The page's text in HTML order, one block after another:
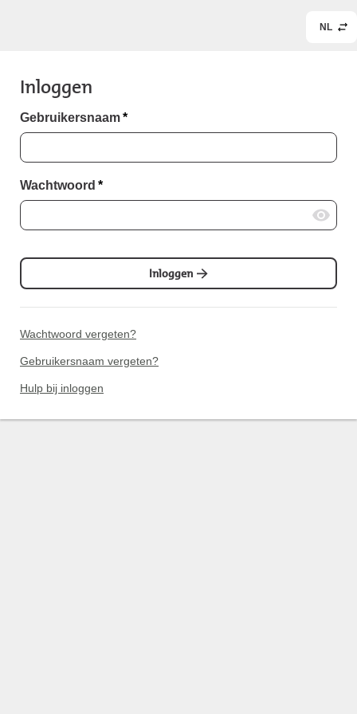
NL
Inloggen
Gebruikersnaam*
Wachtwoord *
Inloggen
Wachtwoord vergeten?
Gebruikersnaam vergeten?
Hulp bij inloggen